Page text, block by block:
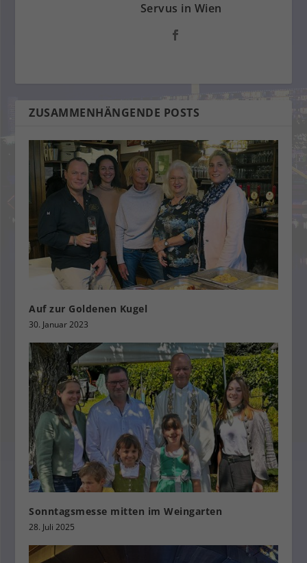
Servus in Wien
ZUSAMMENHÄNGENDE POSTS
Auf zur Goldenen Kugel
30. Januar 2023
Sonntagsmesse mitten im Weingarten
28. Juli 2025